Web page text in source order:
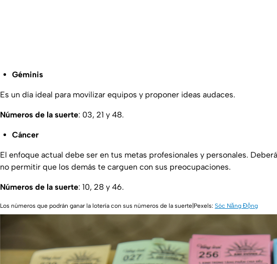
Géminis
Es un día ideal para movilizar equipos y proponer ideas audaces.
Números de la suerte: 03, 21 y 48.
Cáncer
El enfoque actual debe ser en tus metas profesionales y personales.
no permitir que los demás te carguen con sus preocupaciones.
Números de la suerte: 10, 28 y 46.
Los números que podrán ganar la lotería con sus números de la suerte|Pexels: Sóc Năng Động